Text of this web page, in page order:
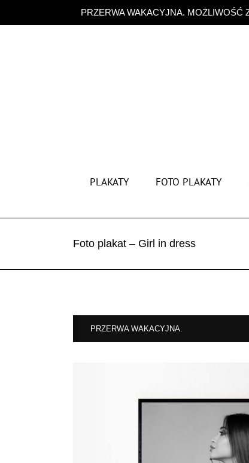
PRZERWA WAKACYJNA. MOŻLIWOŚĆ
zawartości
PLAKATY FOTO PLAKATY
Foto plakat – Girl in dress
PRZERWA WAKACYJNA.